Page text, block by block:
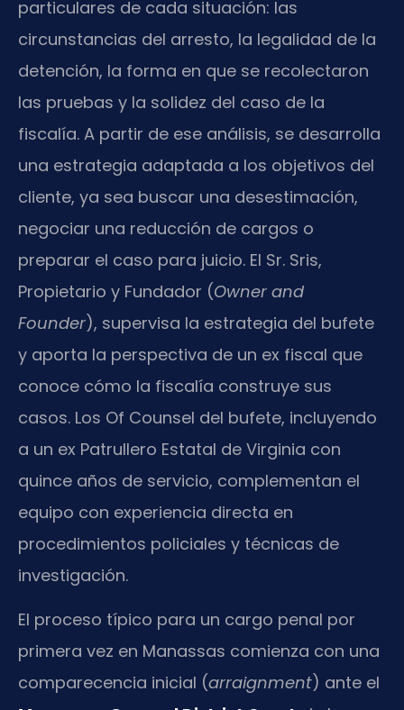
particulares de cada situación: las
circunstancias del arresto, la legalidad de la
detención, la forma en que se recolectaron
las pruebas y la solidez del caso de la
fiscalía. A partir de ese análisis, se desarrolla
una estrategia adaptada a los objetivos del
cliente, ya sea buscar una desestimación,
negociar una reducción de cargos o
preparar el caso para juicio. El Sr. Sris,
Propietario y Fundador (Owner and
Founder), supervisa la estrategia del bufete
y aporta la perspectiva de un ex fiscal que
conoce cómo la fiscalía construye sus
casos. Los Of Counsel del bufete, incluyendo
a un ex Patrullero Estatal de Virginia con
quince años de servicio, complementan el
equipo con experiencia directa en
procedimientos policiales y técnicas de
investigación.
El proceso típico para un cargo penal por
primera vez en Manassas comienza con una
comparecencia inicial (arraignment) ante el